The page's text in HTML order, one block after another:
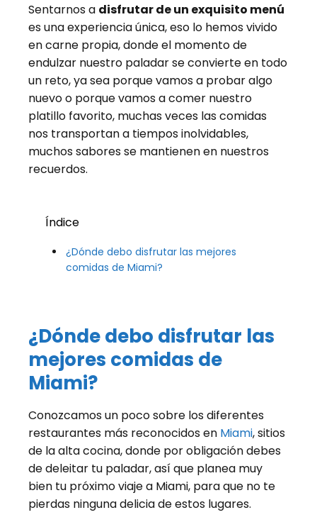
Sentarnos a disfrutar de un exquisito menú
es una experiencia única, eso lo hemos vivido
en carne propia, donde el momento de
endulzar nuestro paladar se convierte en todo
un reto, ya sea porque vamos a probar algo
nuevo o porque vamos a comer nuestro
platillo favorito, muchas veces las comidas
nos transportan a tiempos inolvidables,
muchos sabores se mantienen en nuestros
recuerdos.
Índice
¿Dónde debo disfrutar las mejores
comidas de Miami?
¿Dónde debo disfrutar las
mejores comidas de
Miami?
Conozcamos un poco sobre los diferentes
restaurantes más reconocidos en Miami, sitios
de la alta cocina, donde por obligación debes
de deleitar tu paladar, así que planea muy
bien tu próximo viaje a Miami, para que no te
pierdas ninguna delicia de estos lugares.